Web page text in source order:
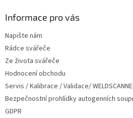
Informace pro vás
Napište nám
Rádce svářeče
Ze života svářeče
Hodnocení obchodu
Servis / Kalibrace / Validace/
Bezpečnostní prohlídky autogenních
GDPR